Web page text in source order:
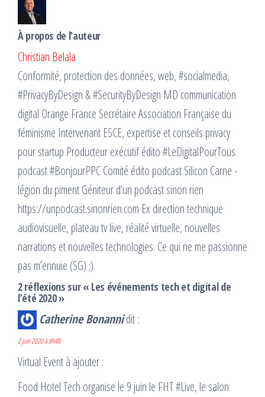
À propos de l’auteur
Christian Belala
Conformité, protection des données, web, #socialmedia,
#PrivacyByDesign & #SecurityByDesign MD communication
digital Orange France Secrétaire Association Française du
féminisme Intervenant ESCE, expertise et conseils privacy
pour startup Producteur exécutif édito #LeDigitalPourTous
podcast #BonjourPPC Comité édito podcast Silicon Carne -
légion du piment Géniteur d'un podcast sinon rien
https://unpodcast.sinonrien.com Ex direction technique
audiovisuelle, plateau tv live, réalité virtuelle, nouvelles
narrations et nouvelles technologies. Ce qui ne me passionne
pas m’ennuie (SG) ;)
2 réflexions sur « Les événements tech et digital de
l’été 2020 »
Catherine Bonannidit :
2 juin 2020 à 8h48
Virtual Event à ajouter :
Food Hotel Tech organise le 9 juin le FHT #Live, le salon